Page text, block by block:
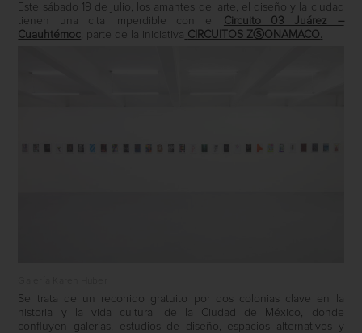
Este sábado 19 de julio, los amantes del arte, el diseño y la ciudad
tienen una cita imperdible con el Circuito 03 Juárez –
Cuauhtémoc, parte de la iniciativa CIRCUITOS ZⓈONAMACO.
Se trata de un recorrido gratuito por dos colonias clave en la
historia y la vida cultural de la Ciudad de México, donde
confluyen galerías, estudios de diseño, espacios alternativos y